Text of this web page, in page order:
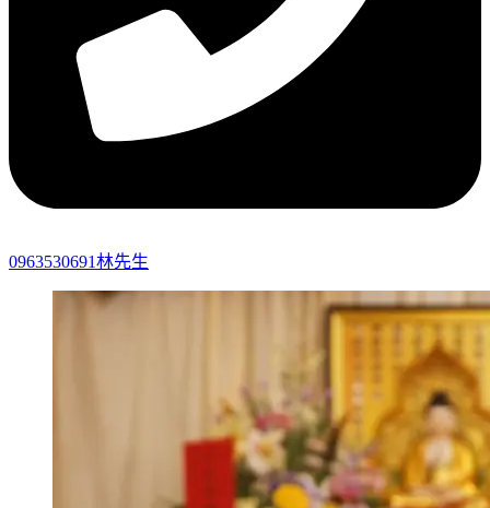
0963530691林先生